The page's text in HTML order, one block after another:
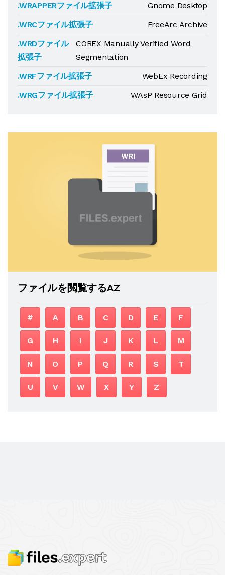
.WRAPPERファイル拡張子
Gnome Desktop
.WRCファイル拡張子
FreeArc Archive
.WRDファイル
拡張子
COREX Manually Verified Word
Segmentation
.WRFファイル拡張子
WebEx Recording
.WRGファイル拡張子
WAsP Resource Grid
ファイルを閲覧するAZ
# A B C D E F
G H I J K L M
N O P Q R S T
U V W X Y Z